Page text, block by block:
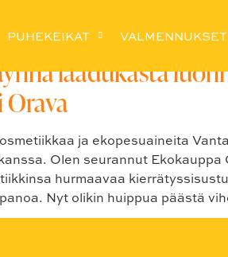
PUHEKEIKAT VALMENNUKSET
laadukasta
ja ekopesuaineita
Olen seurannut
hurmaavaa
Nyt olikin huippua päästä